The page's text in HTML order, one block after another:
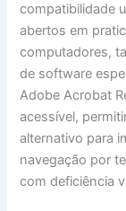
compatibilidade
abertos em
computadores,
de software
Adobe Acrobat
acessível,
alternativo para
navegação por
com deficiência